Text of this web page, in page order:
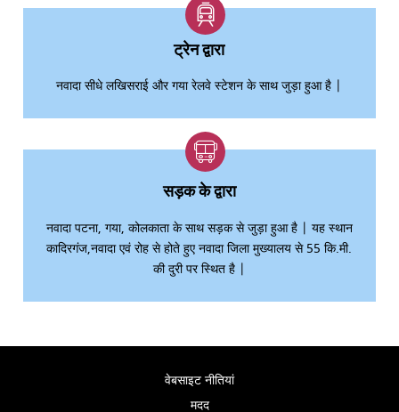
ट्रेन द्वारा
नवादा सीधे लखिसराई और गया रेलवे स्टेशन के साथ जुड़ा हुआ है |
सड़क के द्वारा
नवादा पटना, गया, कोलकाता के साथ सड़क से जुड़ा हुआ है | यह स्थान
कादिरगंज,नवादा एवं रोह से होते हुए नवादा जिला मुख्यालय से 55 कि.मी.
की दुरी पर स्थित है |
वेबसाइट नीतियां
मदद